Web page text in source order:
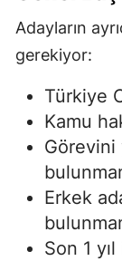
Adayların
gerekiyor:
Türkiye
Kamu
Görevini
Erkek
Son 1